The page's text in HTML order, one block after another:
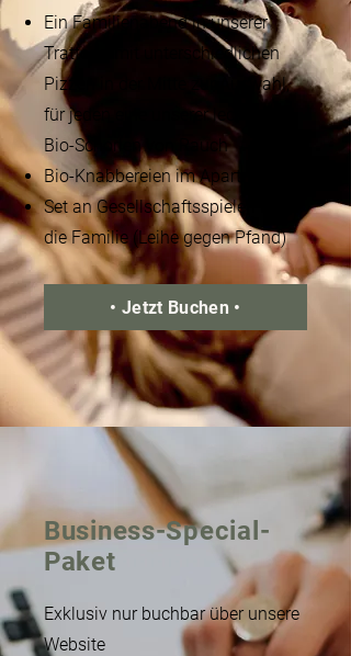
Ein Familienabend in unserer
Trattoria mit unterschiedlichen
Pizzen in der Mitte zur Auswahl,
für jeden eine unserer leckeren
Bio-Schorlen von Rauch​
Bio-Knabbereien im Apartment​
Set an Gesellschaftsspielen für
die Familie (Leihe gegen Pfand)​
• Jetzt Buchen •
Business-Special-
Paket​
Exklusiv nur buchbar über unsere
Website​